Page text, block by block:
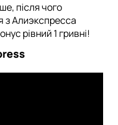
після чого
з Алиэкспресса
рівний 1 гривні!